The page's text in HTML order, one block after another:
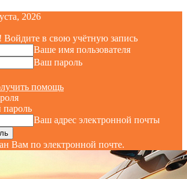
2026
Войдите в свою учётную запись
Ваше имя пользователя
Ваш пароль
помощь
пароль
Ваш адрес электронной почты
Вам по электронной почте.